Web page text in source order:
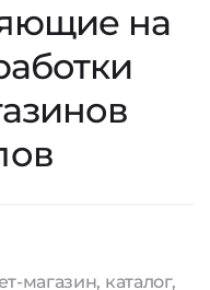
на
магазин, каталог,